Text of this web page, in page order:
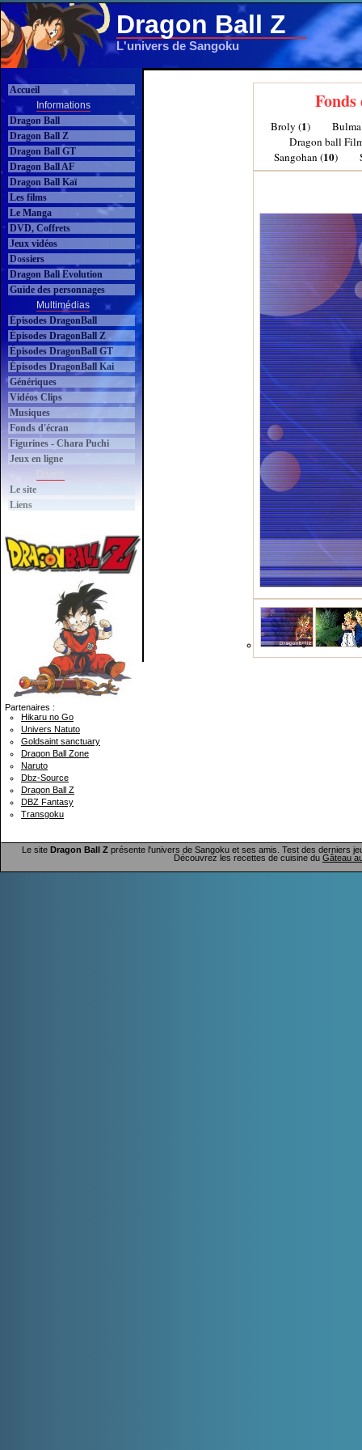
Dragon Ball Z
L'univers de Sangoku
Accueil
Informations
Dragon Ball
Dragon Ball Z
Dragon Ball GT
Dragon Ball AF
Dragon Ball Kaï
Les films
Le Manga
DVD, Coffrets
Jeux vidéos
Dossiers
Dragon Ball Evolution
Guide des personnages
Multimédias
Épisodes DragonBall
Épisodes DragonBall Z
Épisodes DragonBall GT
Épisodes DragonBall Kai
Génériques
Vidéos Clips
Musiques
Fonds d'écran
Figurines - Chara Puchi
Jeux en ligne
Le site
Liens
Partenaires :
Hikaru no Go
Univers Natuto
Goldsaint sanctuary
Dragon Ball Zone
Naruto
Dbz-Source
Dragon Ball Z
DBZ Fantasy
Transgoku
Broly (1)
Dragon ball
Sangohan (10)
Le site Dragon Ball Zprésente l'univers de Sangoku et ses amis. Test des derniers
Découvrez les recettes de cuisine du Gâteau